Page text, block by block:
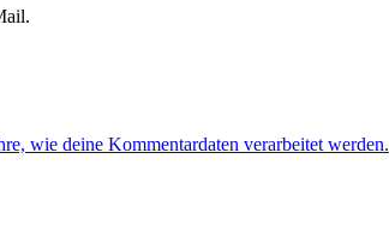
wie deine Kommentardaten verarbeitet werden.